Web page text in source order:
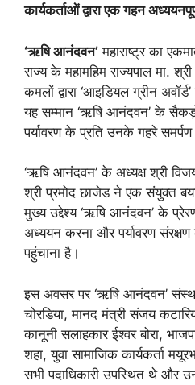
कार्यकर्ताओं द्वारा एक गहन
‘ऋषि आनंदवन’ महाराष्ट्र का
राज्य के महामहिम राज्यपाल मा.
कमलों द्वारा ‘आइडियल ग्रीन
यह सम्मान ‘ऋषि आनंदवन’ के
पर्यावरण के प्रति उनके गहरे
‘ऋषि आनंदवन’ के अध्यक्ष श्री
श्री प्रमोद छाजेड ने एक संयुक्त
मुख्य उद्देश्य ‘ऋषि आनंदवन’ के
अध्ययन करना और पर्यावरण
पहुंचाना है।
इस अवसर पर ‘ऋषि आनंदवन’ संस्था
चोरडिया, मानद मंत्री संजय
कानूनी सलाहकार ईश्वर बोरा,
शहा, युवा सामाजिक कार्यकर्ता
सभी पदाधिकारी उपस्थित थे और